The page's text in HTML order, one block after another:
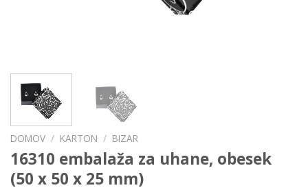
DOMOV / KARTON / BIZAR
16310 embalaža za uhane, obesek
(50 x 50 x 25 mm)